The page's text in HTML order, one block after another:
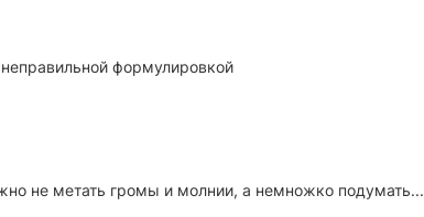
формулировкой
не метать громы и молнии, а немножко подумать...